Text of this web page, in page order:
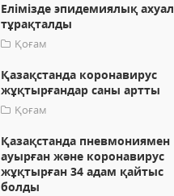
Елімізде эпидемиялық ахуал
тұрақталды
Қоғам
Қазақстанда коронавирус
жұқтырғандар саны артты
Қоғам
Қазақстанда пневмониямен
ауырған және коронавирус
жұқтырған 34 адам қайтыс
болды